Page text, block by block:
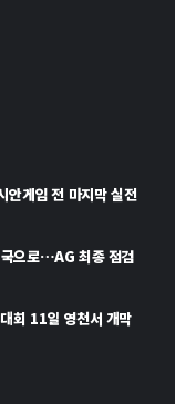
게임 전 마지막 실전
국으로…AG 최종 점검
회 11일 영천서 개막